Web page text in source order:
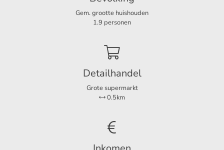
100 meter van het strand
Loopafstand van het gezellige centrum
Parkeren op eigen terrein
Waarborgsom twee maanden
5
237 m²
Gem. grootte huishouden
1.9 personen
Detailhandel
Grote supermarkt
0.5km